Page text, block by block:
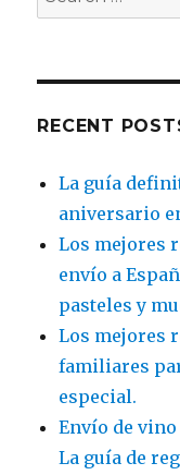
for:
RECENT
La guía
aniversario
Los mejores
envío a
pasteles y
Los mejores
familiares
especial.
Envío de vino
La guía de